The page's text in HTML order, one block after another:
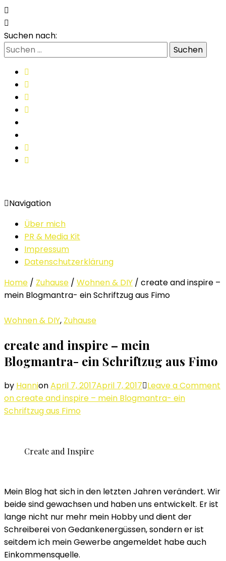
Suchen nach:
Navigation
Über mich
PR & Media Kit
Impressum
Datenschutzerklärung
Home / Zuhause / Wohnen & DIY / create and inspire –
mein Blogmantra- ein Schriftzug aus Fimo
Wohnen & DIY, Zuhause
create and inspire – mein
Blogmantra- ein Schriftzug aus Fimo
by HannionApril 7, 2017April 7, 2017 Leave a Comment
on create and inspire – mein Blogmantra- ein
Schriftzug aus Fimo
Create and Inspire
Mein Blog hat sich in den letzten Jahren verändert. Wir
beide sind gewachsen und haben uns entwickelt. Er ist
lange nicht nur mehr mein Hobby und dient der
Schreiberei von Gedankenergüssen, sondern er ist
seitdem ich mein Gewerbe angemeldet habe auch
Einkommensquelle.